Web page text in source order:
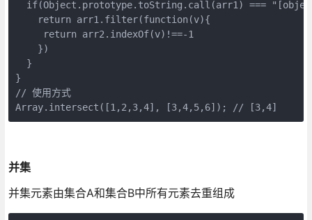
if(Object.prototype.toString.call(arr1) ===
    return arr1.filter(function(v){
     return arr2.indexOf(v)!==-1
    })
  }
}
// 使用方式
Array.intersect([1,2,3,4], [3,4,5,6]); // [3,4]
并集
并集元素由集合A和集合B中所有元素去重组成